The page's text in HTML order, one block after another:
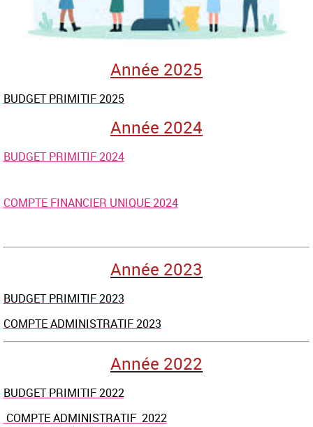
Année 2025
BUDGET PRIMITIF 2025
Année 2024
BUDGET PRIMITIF 2024
COMPTE FINANCIER UNIQUE 2024
Année 2023
BUDGET PRIMITIF2023
COMPTE ADMINISTRATIF 2023
Année 2022
BUDGET PRIMITIF2022
COMPTE ADMINISTRATIF 2022